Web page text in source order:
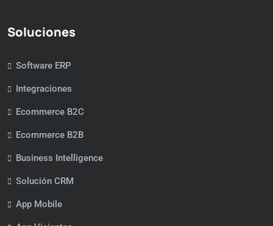
Soluciones
Software ERP
Integraciones
Ecommerce B2C
Ecommerce B2B
Business Intelligence
Solución CRM
App Mobile